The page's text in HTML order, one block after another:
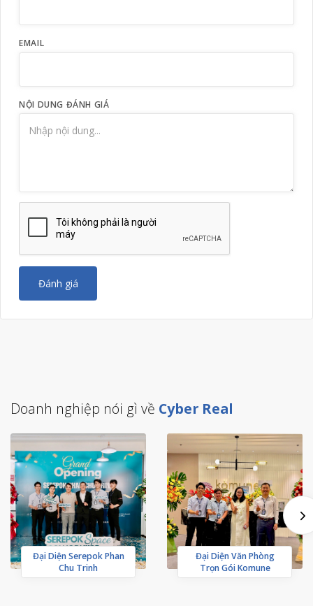
EMAIL
NỘI DUNG ĐÁNH GIÁ
Đánh giá
Doanh nghiệp nói gì về Cyber Real
Đại Diện Serepok Phan
Chu Trinh
Đại Diện Văn Phòng
Trọn Gói Komune